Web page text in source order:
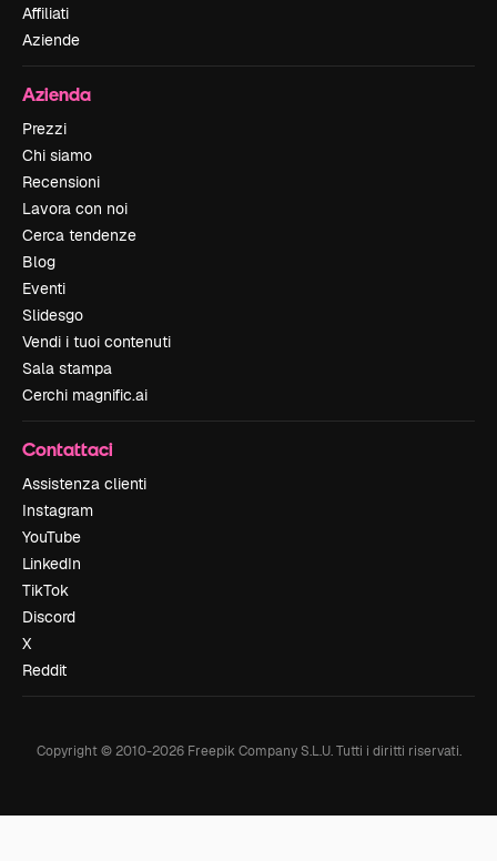
Affiliati
Aziende
Azienda
Prezzi
Chi siamo
Recensioni
Lavora con noi
Cerca tendenze
Blog
Eventi
Slidesgo
Vendi i tuoi contenuti
Sala stampa
Cerchi magnific.ai
Contattaci
Assistenza clienti
Instagram
YouTube
LinkedIn
TikTok
Discord
X
Reddit
Copyright © 2010-2026Freepik Company S.L.U. Tutti i diritti riservati.